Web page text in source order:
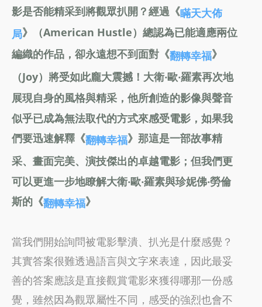
影是否能精采到將觀眾扒開？經過《瞞天大佈
局》（American Hustle）總認為已能適應兩位
編織的作品，卻永遠想不到面對《翻轉幸福》
（Joy）將受如此龐大震撼！大衛‧歐‧羅素再次地
展現自身的風格與精采，他所創造的影像與聲音
似乎已成為無法取代的方式來感受電影，如果我
們要迅速解釋《翻轉幸福》那這是一部故事精
采、畫面完美、演技傑出的卓越電影；但我們更
可以更進一步地瞭解大衛‧歐‧羅素與珍妮佛‧勞倫
斯的《翻轉幸福》
當我們開始詢問被電影擊潰、扒光是什麼感覺？
其實答案很難透過語言與文字來表達，因此最妥
善的答案應該是直接觀賞電影來獲得哪那一份感
覺，雖然因為觀眾屬性不同，感受的強烈也會不